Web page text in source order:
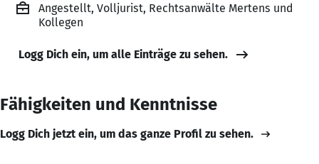
Angestellt, Volljurist, Rechtsanwälte Mertens und
Kollegen
Logg Dich ein, um alle Einträge zu sehen.
Fähigkeiten und Kenntnisse
Logg Dich jetzt ein, um das ganze Profil zu sehen.